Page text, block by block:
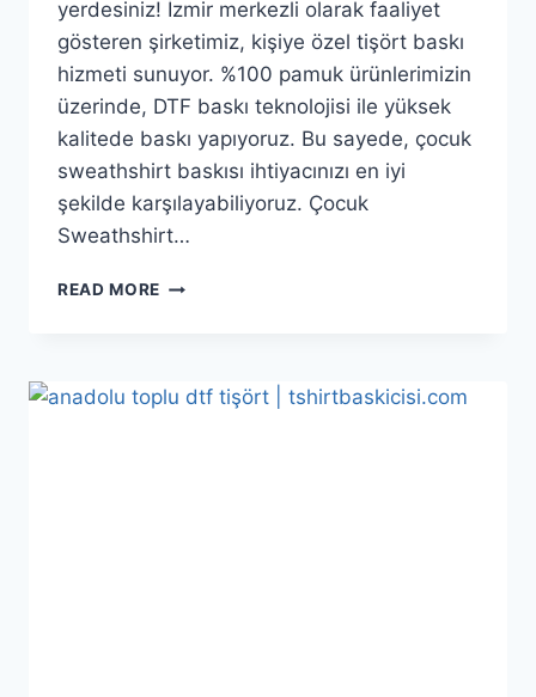
yerdesiniz! İzmir merkezli olarak faaliyet
gösteren şirketimiz, kişiye özel tişört baskı
hizmeti sunuyor. %100 pamuk ürünlerimizin
üzerinde, DTF baskı teknolojisi ile yüksek
kalitede baskı yapıyoruz. Bu sayede, çocuk
sweathshirt baskısı ihtiyacınızı en iyi
şekilde karşılayabiliyoruz. Çocuk
Sweathshirt…
READ MORE